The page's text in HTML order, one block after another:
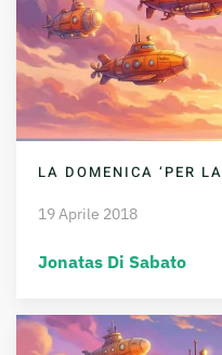
LA DOMENICA ‘PER
19 Aprile 2018
Jonatas Di Sabato